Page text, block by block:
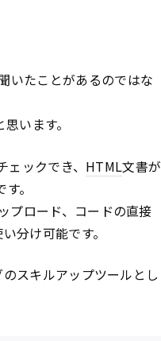
いたことがあるのではな
います。
ックでき、 HTML文書が
。
プロード、コードの直接
分け可能です。
スキルアップツールとし